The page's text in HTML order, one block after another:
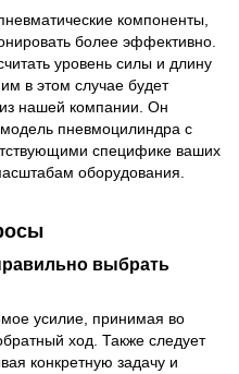
компоненты,
более эффективно.
уровень силы и длину
в этом случае будет
из нашей компании. Он
пневмоцилиндра с
специфике ваших
оборудования.
выбрать
усилие, принимая во
ход. Также следует
конкретную задачу и